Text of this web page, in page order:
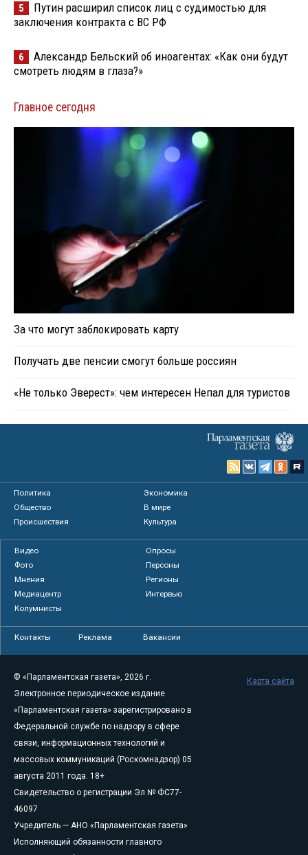
5
Путин расширил список лиц с судимостью для
заключения контракта с ВС РФ
6
Александр Бельский об иноагентах: «Как они будут
смотреть людям в глаза?»
Главное сегодня
За что могут заблокировать карту
Получать две пенсии смогут больше россиян
«Не только Эверест»: чем интересен Непал для туристов
Политика
Экономика
Общество
В мире
Происшествия
Культура
Видео
Опросы
Фото
Персоны
Мнения
Регионы
Медиацентр
Интервью
Колумнисты
Контакты Реклама Вакансии
© «Парламентская газета», 2026 г.
Электронное периодическое издание
«Парламентская газета» зарегистрировано в
Федеральной службе по надзору в сфере
связи, информационных технологий и
массовых коммуникаций (Роскомнадзор) 05
августа 2011 года. 18+
Свидетельство о регистрации Эл № ФС77-
46097
Учредитель — АНО «Парламентская газета»
Исполняющий обязанности главного
Карта сайта